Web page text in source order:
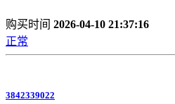
购买时间 2026-04-10 21:37:16
正常
3842339022